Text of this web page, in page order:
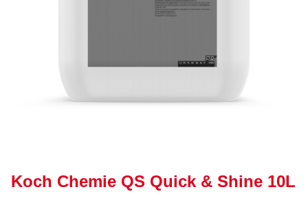
Koch Chemie QS Quick & Shine 10L